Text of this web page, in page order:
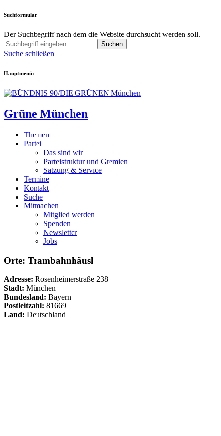
Suchformular
Der Suchbegriff nach dem die Website durchsucht werden soll.
Suchen
Suche schließen
Hauptmenü:
Grüne München
Themen
Partei
Das sind wir
Parteistruktur und Gremien
Satzung & Service
Termine
Kontakt
Suche
Mitmachen
Mitglied werden
Spenden
Newsletter
Jobs
Orte: Trambahnhäusl
Adresse: Rosenheimerstraße 238
Stadt: München
Bundesland: Bayern
Postleitzahl: 81669
Land: Deutschland